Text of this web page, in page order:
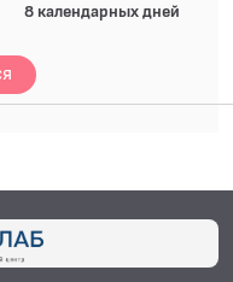
8 календарных дней